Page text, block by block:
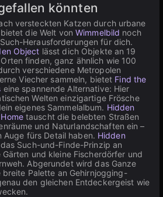
könnten
versteckten Katzen durch urbane
die Welt vonWimmelbild noch
Herausforderungen für dich.
Object lässt dich Objekte an 19
finden, ganz ähnlich wie 100
verschiedene Metropolen
Viecher sammeln, bietet Find the
eine spannende Alternative: Hier
Welten einzigartige Frösche
eigenes Sammelalbum. Hidden
tauscht die belebten Straßen
und Naturlandschaften ein –
fürs Detail haben. Hidden
Such-und-Finde-Prinzip an
und kleine Fischerdörfer und
Abgerundet wird das Ganze
breite Palette an Gehirnjogging-
den gleichen Entdeckergeist wie